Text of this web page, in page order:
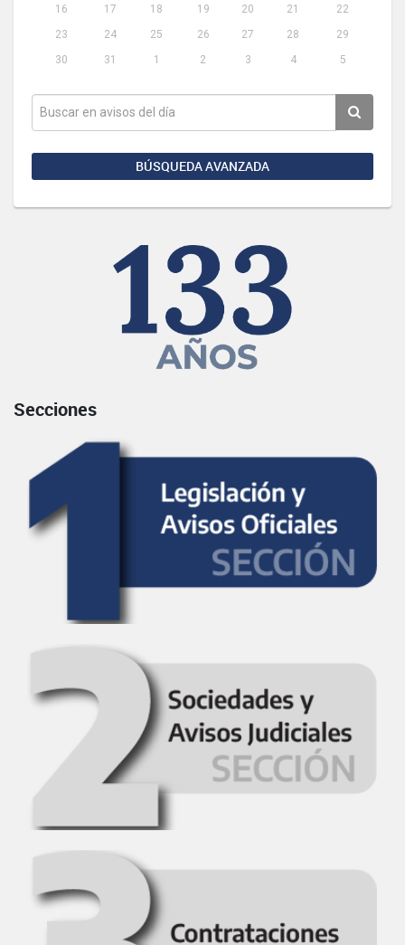
16
17 18 19 20 21
22
23
24 25 26 27 28
29
30
31 1 2 3 4 5
BÚSQUEDA AVANZADA
Secciones